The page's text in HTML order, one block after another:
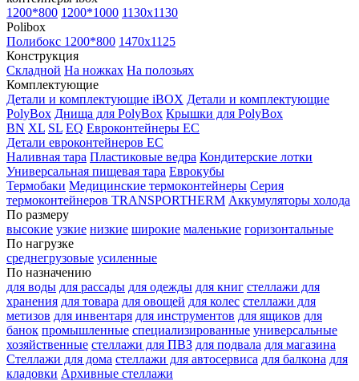
1200*800 1200*1000 1130x1130
Polibox
Полибокс 1200*800 1470х1125
Конструкция
Складной На ножках На полозьях
Комплектующие
Детали и комплектующие iBOX Детали и комплектующие
PolyBox Днища для PolyBox Крышки для PolyBox
BN XL SL EQ Евроконтейнеры EC
Детали евроконтейнеров EC
Наливная тара Пластиковые ведра Кондитерские лотки
Универсальная пищевая тара Еврокубы
Термобаки Медицинские термоконтейнеры Серия
термоконтейнеров TRANSPORTHERM Аккумуляторы холода
По размеру
высокие узкие низкие широкие маленькие горизонтальные
По нагрузке
среднегрузовые усиленные
По назначению
для воды для рассады для одежды для книг стеллажи для
хранения для товара для овощей для колес стеллажи для
метизов для инвентаря для инструментов для ящиков для
банок промышленные специализированные универсальные
хозяйственные стеллажи для ПВЗ для подвала для магазина
Стеллажи для дома стеллажи для автосервиса для балкона для
кладовки Архивные стеллажи